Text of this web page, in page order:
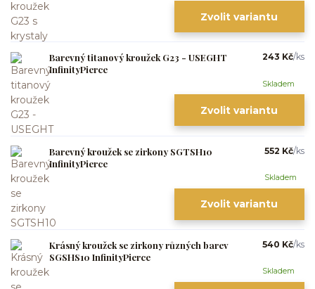
Zvolit variantu
Barevný titanový kroužek G23 - USEGHT
InfinityPierce
243 Kč/ks
Skladem
Zvolit variantu
Barevný kroužek se zirkony SGTSH10
InfinityPierce
552 Kč/ks
Skladem
Zvolit variantu
Krásný kroužek se zirkony různých barev
SGSHS10 InfinityPierce
540 Kč/ks
Skladem